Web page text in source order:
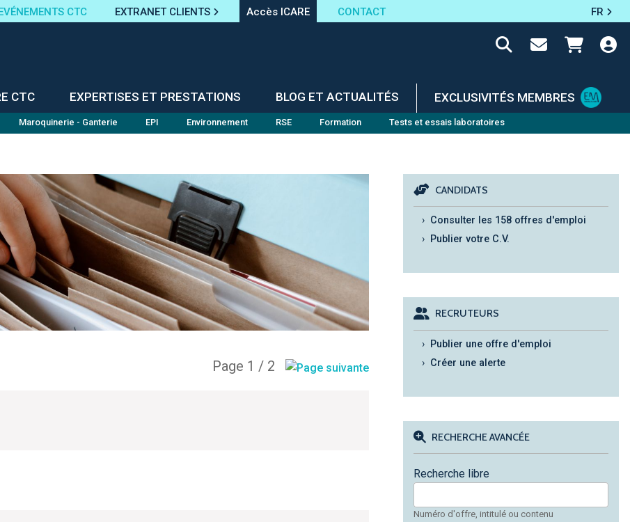
CTC EXTRANET CLIENTS Accès ICARE CONTACT FR
CTC EXPERTISES ET PRESTATIONS BLOG ET ACTUALITÉS EXCLUSIVITÉS MEMBRES
Maroquinerie - Ganterie EPI Environnement RSE Formation Tests et essais laboratoires
Page 1 / 2
CANDIDATS
Consulter les 158 offres d'emploi
Publier votre C.V.
RECRUTEURS
Publier une offre d'emploi
Créer une alerte
RECHERCHE AVANCÉE
Recherche libre
Numéro d'offre, intitulé ou contenu